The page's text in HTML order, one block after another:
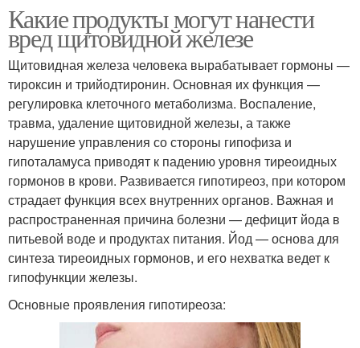
Какие продукты могут нанести
вред щитовидной железе
Щитовидная железа человека вырабатывает гормоны —
тироксин и трийодтиронин. Основная их функция —
регулировка клеточного метаболизма. Воспаление,
травма, удаление щитовидной железы, а также
нарушение управления со стороны гипофиза и
гипоталамуса приводят к падению уровня тиреоидных
гормонов в крови. Развивается гипотиреоз, при котором
страдает функция всех внутренних органов. Важная и
распространенная причина болезни — дефицит йода в
питьевой воде и продуктах питания. Йод — основа для
синтеза тиреоидных гормонов, и его нехватка ведет к
гипофункции железы.
Основные проявления гипотиреоза: